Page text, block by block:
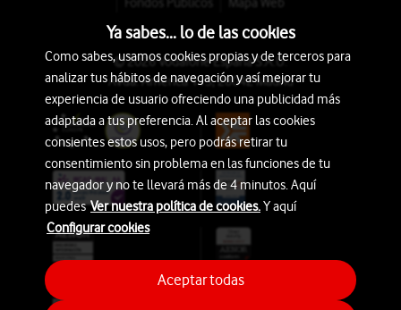
© 2026 Vodafone España S.A.U.
Avda. América 115, 28042 Madrid
Ya sabes... lo de las cookies
Como sabes, usamos cookies propias y de terceros para
analizar tus hábitos de navegación y así mejorar tu
experiencia de usuario ofreciendo una publicidad más
adaptada a tus preferencia. Al aceptar las cookies
consientes estos usos, pero podrás retirar tu
consentimiento sin problema en las funciones de tu
navegador y no te llevará más de 4 minutos. Aquí
puedesVer nuestra política de cookies.Y aquí
Configurar cookies
Aceptar todas